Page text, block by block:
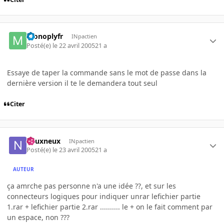
monoplyfr INpactien
Posté(e) le 22 avril 200521 a
Essaye de taper la commande sans le mot de passe dans la
dernière version il te le demandera tout seul
Citer
neuxneux INpactien
Posté(e) le 23 avril 200521 a
AUTEUR
ça amrche pas personne n'a une idée ??, et sur les
connecteurs logiques pour indiquer unrar lefichier partie
1.rar + lefichier partie 2.rar .......... le + on le fait comment par
un espace, non ???